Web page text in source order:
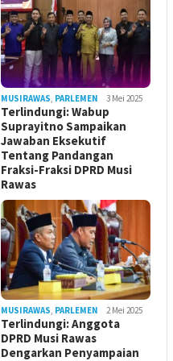
MUSIRAWAS, PARLEMEN 3 Mei 2025
Terlindungi: Wabup
Suprayitno Sampaikan
Jawaban Eksekutif
Tentang Pandangan
Fraksi-Fraksi DPRD Musi
Rawas
MUSIRAWAS, PARLEMEN 2 Mei 2025
Terlindungi: Anggota
DPRD Musi Rawas
Dengarkan Penyampaian